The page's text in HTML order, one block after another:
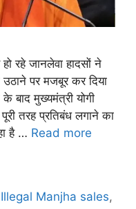
रहे जानलेवा हादसों ने
पर मजबूर कर दिया
मुख्यमंत्री योगी
तरह प्रतिबंध लगाने का
है … Read more
Illegal Manjha sales,